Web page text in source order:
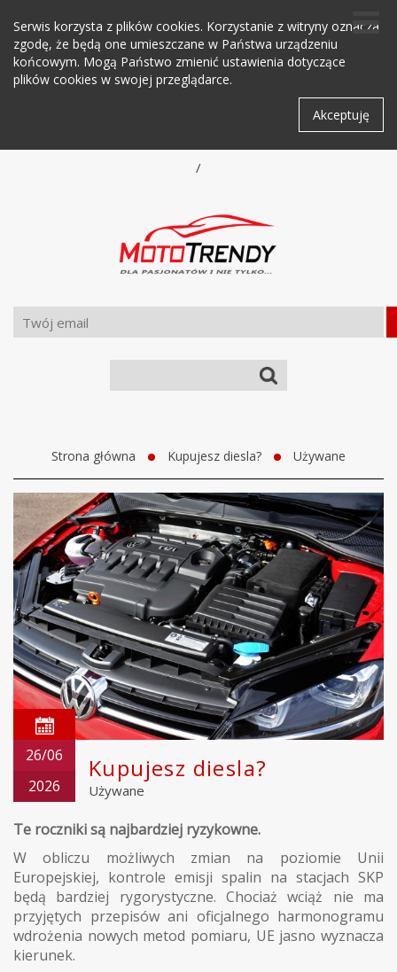
Serwis korzysta z plików cookies. Korzystanie z witryny oznacza
zgodę, że będą one umieszczane w Państwa urządzeniu
końcowym. Mogą Państwo zmienić ustawienia dotyczące
plików cookies w swojej przeglądarce.
Akceptuję
/
Strona główna Kupujesz diesla? Używane
26/06
2026
Kupujesz diesla?
Używane
Te roczniki są najbardziej ryzykowne.
W obliczu możliwych zmian na poziomie Unii
Europejskiej, kontrole emisji spalin na stacjach SKP
będą bardziej rygorystyczne. Chociaż wciąż nie ma
przyjętych przepisów ani oficjalnego harmonogramu
wdrożenia nowych metod pomiaru, UE jasno wyznacza
kierunek.